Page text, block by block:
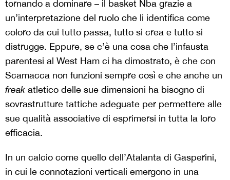
tornando a dominare – il basket Nba grazie a
un’interpretazione del ruolo che li identifica come
coloro da cui tutto passa, tutto si crea e tutto si
distrugge. Eppure, se c’è una cosa che l’infausta
parentesi al West Ham ci ha dimostrato, è che con
Scamacca non funzioni sempre così e che anche un
freak atletico delle sue dimensioni ha bisogno di
sovrastrutture tattiche adeguate per permettere alle
sue qualità associative di esprimersi in tutta la loro
efficacia.
In un calcio come quello dell’Atalanta di Gasperini,
in cui le connotazioni verticali emergono in una